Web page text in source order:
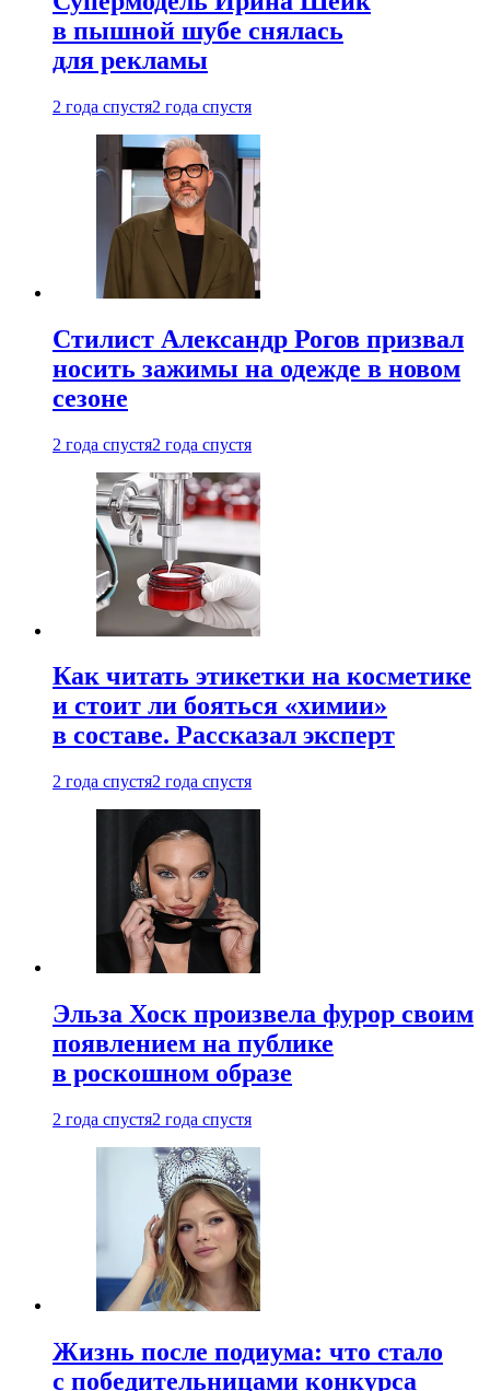
в пышной шубе снялась
для рекламы
2 года спустя2 года спустя
Стилист Александр Рогов призвал
носить зажимы на одежде в новом
сезоне
2 года спустя2 года спустя
Как читать этикетки на косметике
и стоит ли бояться «химии»
в составе. Рассказал эксперт
2 года спустя2 года спустя
Эльза Хоск произвела фурор своим
появлением на публике
в роскошном образе
2 года спустя2 года спустя
Жизнь после подиума: что стало
с победительницами конкурса